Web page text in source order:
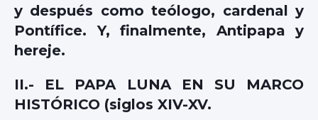
y después como teólogo, cardenal y
Pontífice. Y, finalmente, Antipapa y
hereje.
II.- EL PAPA LUNA EN SU MARCO
HISTÓRICO (siglos XIV-XV.